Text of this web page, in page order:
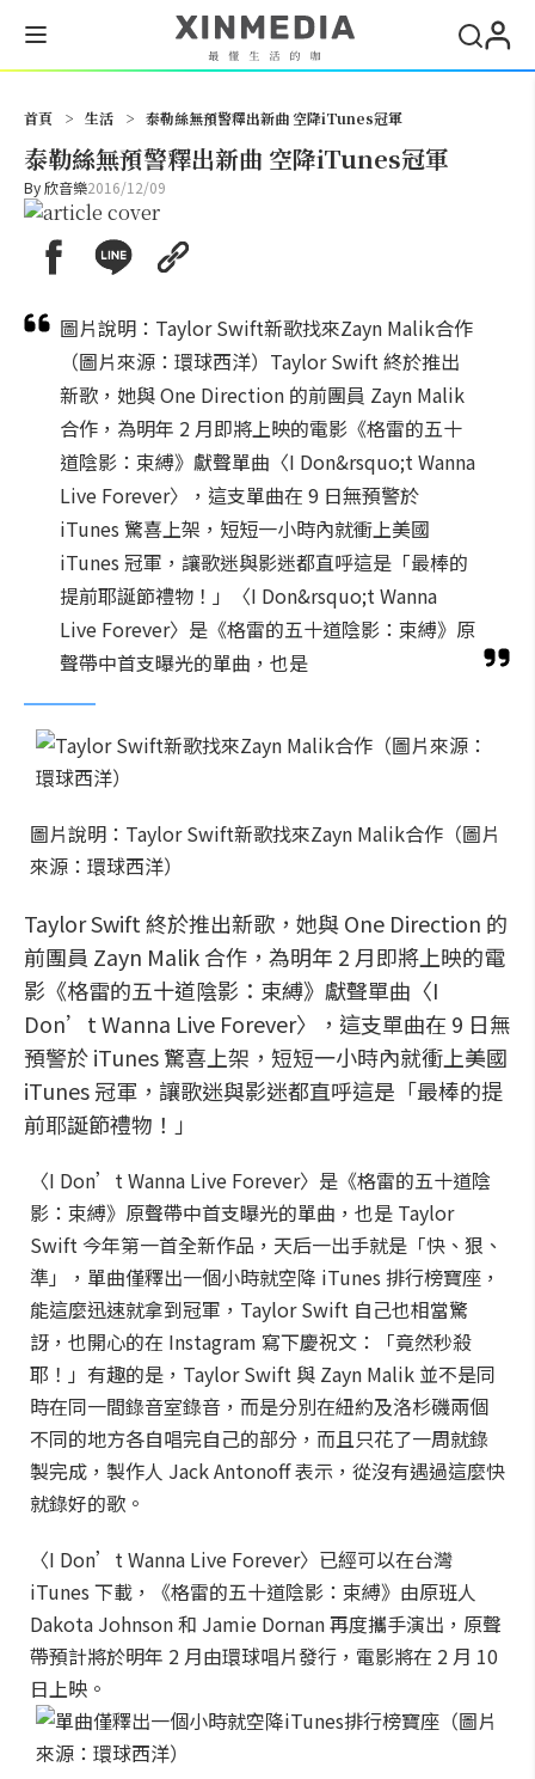
首頁 > 生活 > 泰勒絲無預警釋出新曲 空降iTunes冠軍
泰勒絲無預警釋出新曲 空降iTunes冠軍
By欣音樂2016/12/09
圖片說明：Taylor Swift新歌找來Zayn Malik合作
（圖片來源：環球西洋）Taylor Swift 終於推出
新歌，她與 One Direction 的前團員 Zayn Malik
合作，為明年 2 月即將上映的電影《格雷的五十
道陰影：束縛》獻聲單曲〈I Don&rsquo;t Wanna
Live Forever〉，這支單曲在 9 日無預警於
iTunes 驚喜上架，短短一小時內就衝上美國
iTunes 冠軍，讓歌迷與影迷都直呼這是「最棒的
提前耶誕節禮物！」〈I Don&rsquo;t Wanna
Live Forever〉是《格雷的五十道陰影：束縛》原
聲帶中首支曝光的單曲，也是
圖片說明：Taylor Swift新歌找來Zayn Malik合作（圖片
來源：環球西洋）
Taylor Swift 終於推出新歌，她與 One Direction 的
前團員 Zayn Malik 合作，為明年 2 月即將上映的電
影《格雷的五十道陰影：束縛》獻聲單曲〈I
Don’t Wanna Live Forever〉，這支單曲在 9 日無
預警於 iTunes 驚喜上架，短短一小時內就衝上美國
iTunes 冠軍，讓歌迷與影迷都直呼這是「最棒的提
前耶誕節禮物！」
〈I Don’t Wanna Live Forever〉是《格雷的五十道陰
影：束縛》原聲帶中首支曝光的單曲，也是 Taylor
Swift 今年第一首全新作品，天后一出手就是「快、狠、
準」，單曲僅釋出一個小時就空降 iTunes 排行榜寶座，
能這麼迅速就拿到冠軍，Taylor Swift 自己也相當驚
訝，也開心的在 Instagram 寫下慶祝文：「竟然秒殺
耶！」有趣的是，Taylor Swift 與 Zayn Malik 並不是同
時在同一間錄音室錄音，而是分別在紐約及洛杉磯兩個
不同的地方各自唱完自己的部分，而且只花了一周就錄
製完成，製作人 Jack Antonoff 表示，從沒有遇過這麼快
就錄好的歌。
〈I Don’t Wanna Live Forever〉已經可以在台灣
iTunes 下載，《格雷的五十道陰影：束縛》由原班人
Dakota Johnson 和 Jamie Dornan 再度攜手演出，原聲
帶預計將於明年 2 月由環球唱片發行，電影將在 2 月 10
日上映。